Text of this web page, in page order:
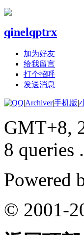
qinelqptrx
加为好友
给我留言
打个招呼
发送消息
|Archiver|手机版|
GMT+8,
8 queries .
Powered
© 2001-